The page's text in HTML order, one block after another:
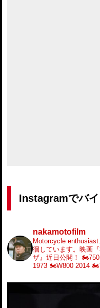
Instagramでバ
nakamotofilm
Motorcycle enthusiast.
徊しています。映画
ザ』近日公開！
1973 🏍️W800 2014